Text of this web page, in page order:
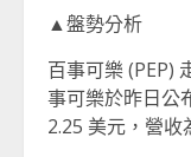
▲盤勢分析
百事可樂 (PEP)
事可樂於昨日公
2.25 美元，營收